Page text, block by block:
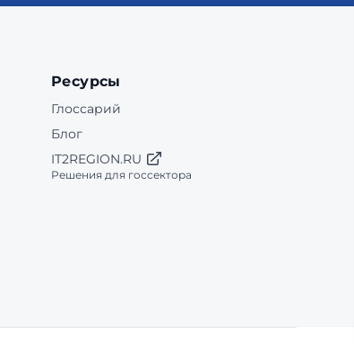
Ресурсы
Глоссарий
Блог
IT2REGION.RU
Решения для госсектора